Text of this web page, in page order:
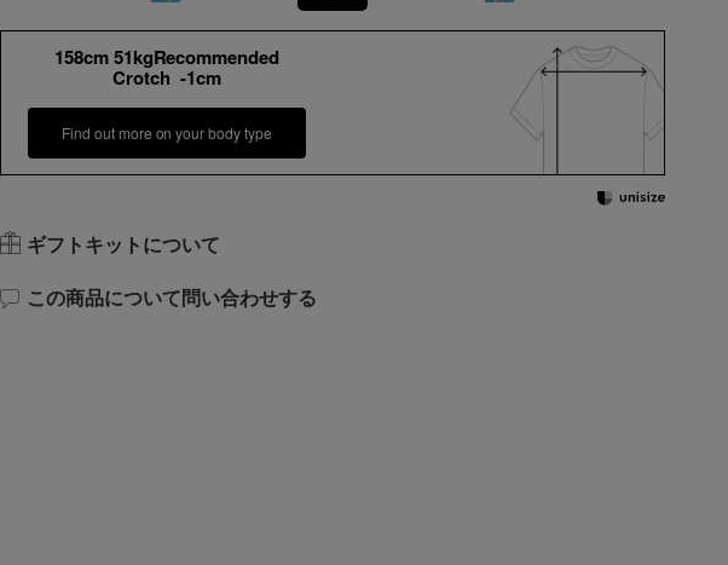
158cm 51kgRecommended
Crotch -1cm
Find out more on your body type
ギフトキットについて
この商品について問い合わせする